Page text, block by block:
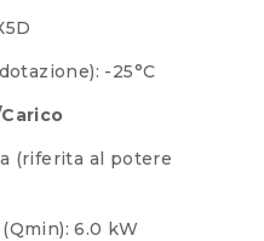
-25°C
(riferita al potere
6.0 kW